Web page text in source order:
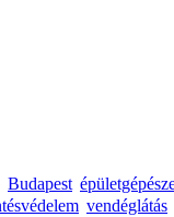
Budapest
vendéglátás